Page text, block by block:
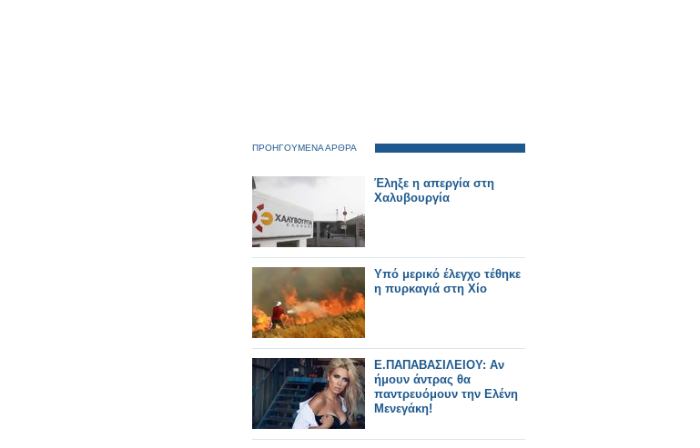
ΠΡΟΗΓΟΥΜΕΝΑ ΑΡΘΡΑ
Έληξε η απεργία στη
Χαλυβουργία
Υπό μερικό έλεγχο τέθηκε
η πυρκαγιά στη Χίο
Ε.ΠΑΠΑΒΑΣΙΛΕΙΟΥ: Αν
ήμουν άντρας θα
παντρευόμουν την Ελένη
Μενεγάκη!